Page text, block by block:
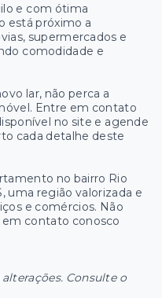
e com ótima
está próximo a
supermercados e
comodidade e
lar, não perca a
Entre em contato
no site e agende
cada detalhe deste
no bairro Rio
uma região valorizada e
e comércios. Não
em contato conosco
Consulte o